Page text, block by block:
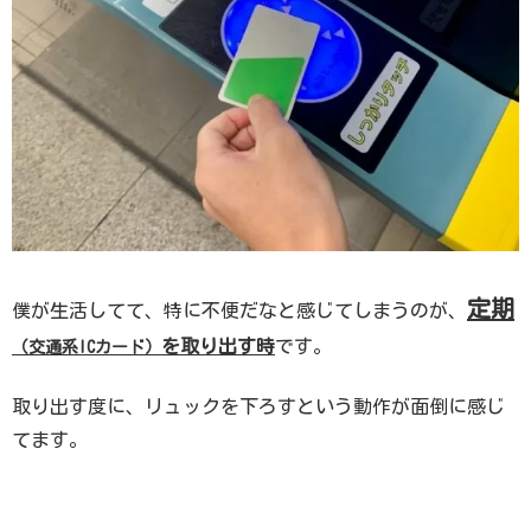
僕が生活してて、特に不便だなと感じてしまうのが、 定期
（交通系ICカード） を取り出す時です。
取り出す度に、リュックを下ろすという動作が面倒に感じ
てます。